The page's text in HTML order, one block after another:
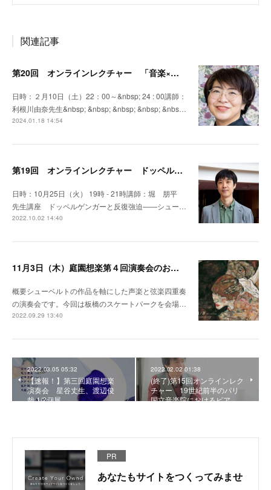
関連記事
第20回 オンラインレクチャー 「音楽×美術 多文化国家ベルギーの芸術の謎に迫る」
日時：２月10日（土）22：00～&nbsp; 24 : 00講師：
利根川由奈先生&nbsp; &nbsp; &nbsp; &nbsp; &nbs…
2024.01.18 14:54
第19回 オンラインレクチャー ドッペルゲンガーと反復強迫――シューベルトの“心のくせ”に迫る
日時：10月25日（火） 19時 - 21時講師：堀 朋平
先生講座 ドッペルゲンガーと反復強迫――シュー…
2022.10.02 14:40
11月3日（木）庭園想楽第４回演奏会のお知らせ
概要シューベルトの作品を軸にした声楽と弦楽四重奏
の演奏会です。今回は板橋のスケートパークを会場…
2022.09.29 13:40
2022.03.05 05:32
【速報！】第三回庭園想楽
演奏会 星谷丈生、渡辺俊
哉 1/2個展
2022.02.02 01:38
(終了)第15回オンラインレク
チャー 19世紀前半のパリ
国立音楽院におけるピア…
PR
あなたもサイトをつくってみませ